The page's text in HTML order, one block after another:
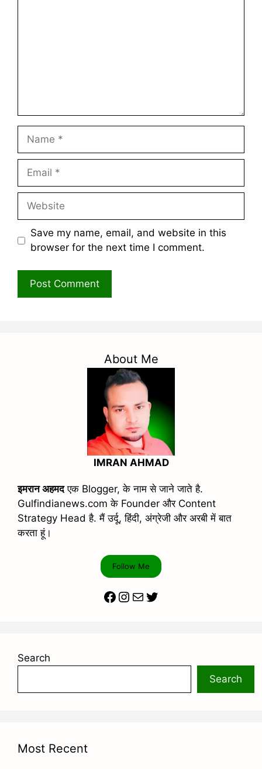
Name
Email
Website
Save my name, email, and website in this
browser for the next time I comment.
About Me
IMRAN AHMAD
इमरान अहमदएक Blogger, के नाम से जाने जाते है.
Gulfindianews.com के Founder और Content
Strategy Head है. मैं उर्दू, हिंदी, अंग्रेजी और अरबी में बात
करता हूं।
Follow Me
Facebook
Instagram
MailTwitter
Search
Search
Most Recent